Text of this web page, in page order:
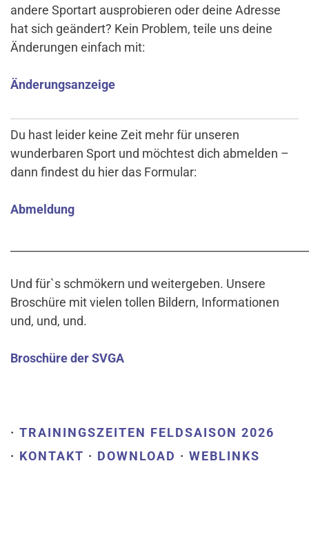
andere Sportart ausprobieren oder deine Adresse
hat sich geändert? Kein Problem, teile uns deine
Änderungen einfach mit:
Änderungsanzeige
Du hast leider keine Zeit mehr für unseren
wunderbaren Sport und möchtest dich abmelden –
dann findest du hier das Formular:
Abmeldung
Und für`s schmökern und weitergeben. Unsere
Broschüre mit vielen tollen Bildern, Informationen
und, und, und.
Broschüre der SVGA
· TRAININGSZEITEN FELDSAISON 2026
· KONTAKT · DOWNLOAD · WEBLINKS